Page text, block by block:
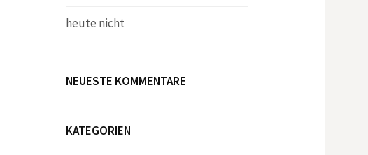
heute nicht
NEUESTE KOMMENTARE
KATEGORIEN